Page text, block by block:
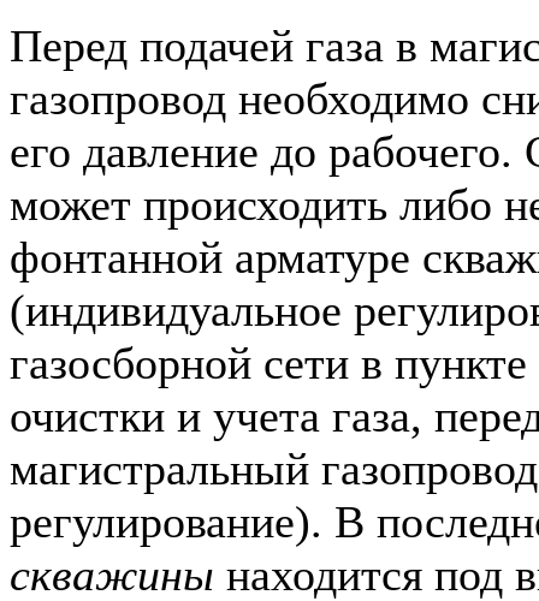
Перед подачей газа в
газопровод необходимо
его давление до
может происходить либо
фонтанной арматуре
(индивидуальное
газосборной сети в
очистки и учета газа,
магистральный
регулирование). В
скважины находится под